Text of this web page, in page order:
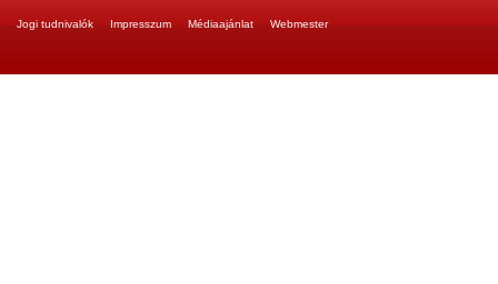
Jogi tudnivalók Impresszum Médiaajánlat Webmester